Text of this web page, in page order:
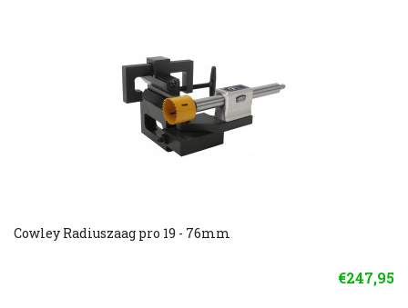
Cowley Radiuszaag pro 19 - 76mm
€247,95